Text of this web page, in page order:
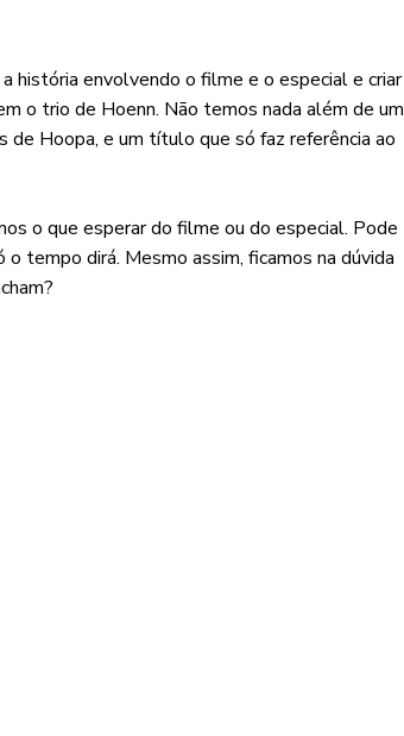
história envolvendo o filme e o especial e criar
o trio de Hoenn. Não temos nada além de um
de Hoopa, e um título que só faz referência ao
o que esperar do filme ou do especial. Pode
tempo dirá. Mesmo assim, ficamos na dúvida